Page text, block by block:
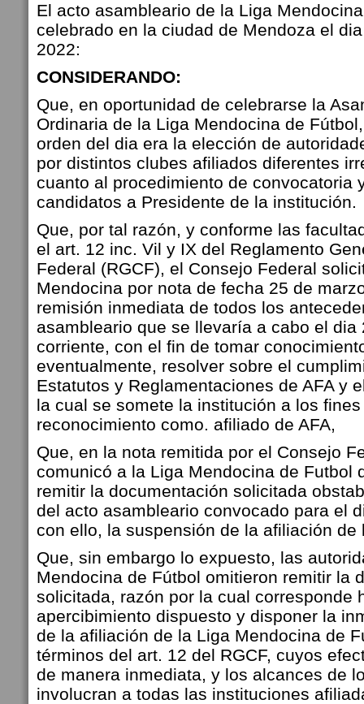
El acto asambleario de la Liga
celebrado en la ciudad de Mendoza el
2022:
CONSIDERANDO:
Que, en oportunidad de celebrarse la
Ordinaria de la Liga Mendocina de
orden del dia era la elección de
por distintos clubes afiliados diferentes
cuanto al procedimiento de convocatoria
candidatos a Presidente de la institución.
Que, por tal razón, y conforme las
el art. 12 inc. Vil y IX del Reglamento
Federal (RGCF), el Consejo Federal
Mendocina por nota de fecha 25 de
remisión inmediata de todos los
asambleario que se llevaría a cabo el dia
corriente, con el fin de tomar
eventualmente, resolver sobre el
Estatutos y Reglamentaciones de AFA y
la cual se somete la institución a los
reconocimiento como. afiliado de AFA,
Que, en la nota remitida por el Consejo
comunicó a la Liga Mendocina de Futbol
remitir la documentación solicitada
del acto asambleario convocado para el
con ello, la suspensión de la afiliación de
Que, sin embargo lo expuesto, las
Mendocina de Fútbol omitieron remitir la
solicitada, razón por la cual corresponde
apercibimiento dispuesto y disponer la
de la afiliación de la Liga Mendocina de
términos del art. 12 del RGCF, cuyos
de manera inmediata, y los alcances de
involucran a todas las instituciones